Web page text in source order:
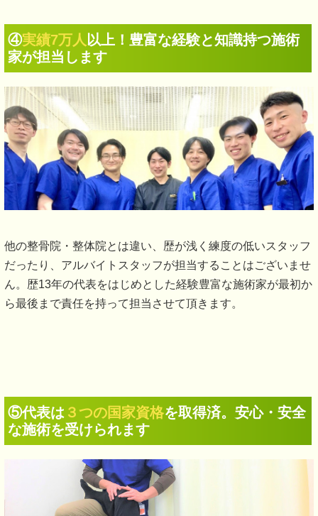
④実績7万人 以上！豊富な経験と知識持つ施術
家が担当します
他の整骨院・整体院とは違い、歴が浅く練度の低いスタッフ
だったり、アルバイトスタッフが担当することはございませ
ん。歴13年の代表をはじめとした経験豊富な施術家が最初か
ら最後まで責任を持って担当させて頂きます。
⑤代表は ３つの国家資格を取得済。安心・安全
な施術を受けられます